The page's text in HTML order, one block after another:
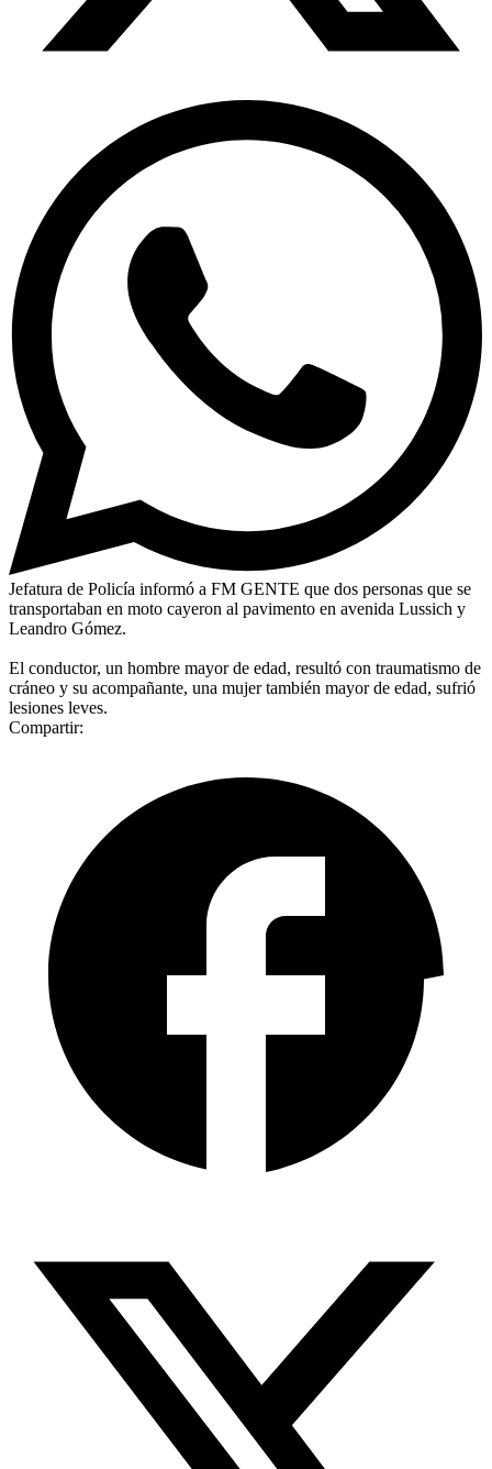
Jefatura de Policía informó a FM GENTE que dos personas que se
transportaban en moto cayeron al pavimento en avenida Lussich y
Leandro Gómez.
El conductor, un hombre mayor de edad, resultó con traumatismo de
cráneo y su acompañante, una mujer también mayor de edad, sufrió
lesiones leves.
Compartir: